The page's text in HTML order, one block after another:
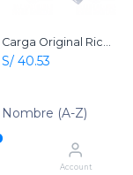
Nombre (A-Z)
Account
S/ 40.53